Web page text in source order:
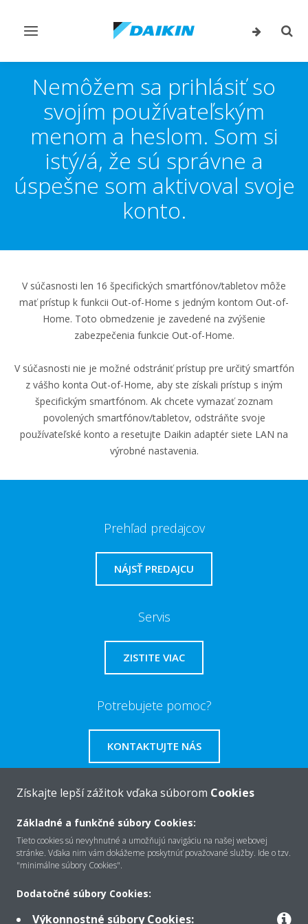
Prepnúť
Nemôžem sa prihlásiť so
svojím používateľským
menom a heslom. Som si
istý/á, že sú správne a
úspešne som aktivoval svoje
konto.
V súčasnosti len 16 špecifických smartfónov/tabletov môže
mať prístup k funkcii Out-of-Home s jedným kontom Out-of-
Home. Toto obmedzenie je zavedené na zvýšenie
zabezpečenia funkcie Out-of-Home.
V súčasnosti nie je možné odstrániť prístup pre určitý smartfón
z vášho konta Out-of-Home, aby ste získali prístup s iným
špecifickým smartfónom. Ak chcete vymazať zoznam
povolených smartfónov/tabletov, odstráňte svoje
používateľské konto a resetujte Daikin adaptér siete LAN na
výrobné nastavenia.
Prehľad predajcov
NÁJSŤ PREDAJCU
Servis
ZISTITE VIAC
Potrebujete pomoc?
KONTAKTUJTE NÁS
O Daikin
Získajte lepší zážitok vďaka súborom Cookies
Základné a funkčné súbory Cookies:
Tieto cookies sú nevyhnutné a umožňujú navigáciu na našej webovej
stránke. Vďaka nim vám dokážeme poskytnúť považované služby. Ide o tzv.
"minimálne súbory Cookies".
Dodatočné súbory Cookies:
Výkonnostné súbory Cookies: